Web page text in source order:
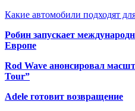
Какие автомобили подходят
Робин запускает
Европе
Rod Wave анонсировал
Tour”
Adele готовит возвращение